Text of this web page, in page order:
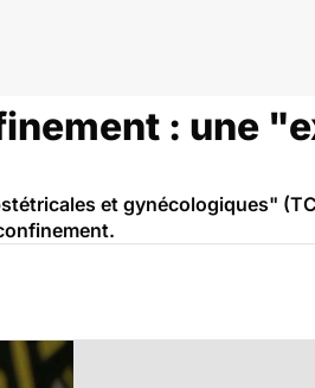
: une
et gynécologiques"